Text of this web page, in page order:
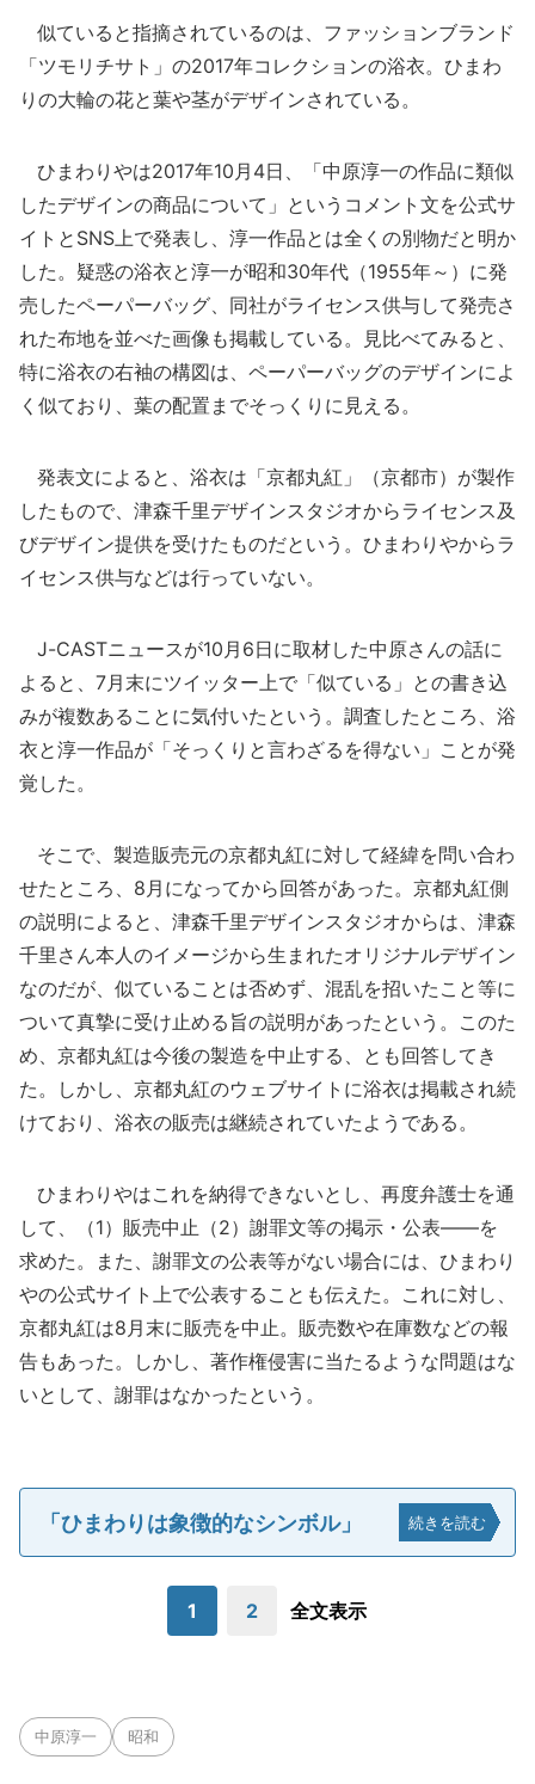
似ていると指摘されているのは、ファッションブランド
「ツモリチサト」の2017年コレクションの浴衣。ひまわ
りの大輪の花と葉や茎がデザインされている。
ひまわりやは2017年10月4日、「中原淳一の作品に類似
したデザインの商品について」というコメント文を公式サ
イトとSNS上で発表し、淳一作品とは全くの別物だと明か
した。疑惑の浴衣と淳一が昭和30年代（1955年～）に発
売したペーパーバッグ、同社がライセンス供与して発売さ
れた布地を並べた画像も掲載している。見比べてみると、
特に浴衣の右袖の構図は、ペーパーバッグのデザインによ
く似ており、葉の配置までそっくりに見える。
発表文によると、浴衣は「京都丸紅」（京都市）が製作
したもので、津森千里デザインスタジオからライセンス及
びデザイン提供を受けたものだという。ひまわりやからラ
イセンス供与などは行っていない。
J-CASTニュースが10月6日に取材した中原さんの話に
よると、7月末にツイッター上で「似ている」との書き込
みが複数あることに気付いたという。調査したところ、浴
衣と淳一作品が「そっくりと言わざるを得ない」ことが発
覚した。
そこで、製造販売元の京都丸紅に対して経緯を問い合わ
せたところ、8月になってから回答があった。京都丸紅側
の説明によると、津森千里デザインスタジオからは、津森
千里さん本人のイメージから生まれたオリジナルデザイン
なのだが、似ていることは否めず、混乱を招いたこと等に
ついて真摯に受け止める旨の説明があったという。このた
め、京都丸紅は今後の製造を中止する、とも回答してき
た。しかし、京都丸紅のウェブサイトに浴衣は掲載され続
けており、浴衣の販売は継続されていたようである。
ひまわりやはこれを納得できないとし、再度弁護士を通
して、（1）販売中止（2）謝罪文等の掲示・公表――を
求めた。また、謝罪文の公表等がない場合には、ひまわり
やの公式サイト上で公表することも伝えた。これに対し、
京都丸紅は8月末に販売を中止。販売数や在庫数などの報
告もあった。しかし、著作権侵害に当たるような問題はな
いとして、謝罪はなかったという。
「ひまわりは象徴的なシンボル」 続きを読む
1 2 全文表示
中原淳一 昭和